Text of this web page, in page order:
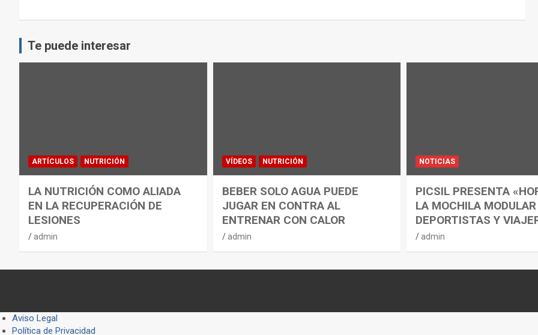
Te puede interesar
ARTÍCULOS NUTRICIÓN
LA NUTRICIÓN COMO ALIADA
EN LA RECUPERACIÓN DE
LESIONES
admin
VÍDEOS NUTRICIÓN
BEBER SOLO AGUA PUEDE
JUGAR EN CONTRA AL
ENTRENAR CON CALOR
admin
NOTICIAS
PICSIL PRESENTA
LA MOCHILA
DEPORTISTAS Y
admin
Aviso Legal
Política de Privacidad